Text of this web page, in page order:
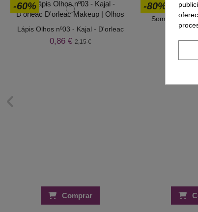
-60%
Lápis Olhos nº03 - Kajal - D'orleac
0,86 € 2,15 €
Comprar
-80%
Sombra
1,00